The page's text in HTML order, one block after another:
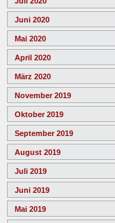
Juni 2020
Mai 2020
April 2020
März 2020
November 2019
Oktober 2019
September 2019
August 2019
Juli 2019
Juni 2019
Mai 2019